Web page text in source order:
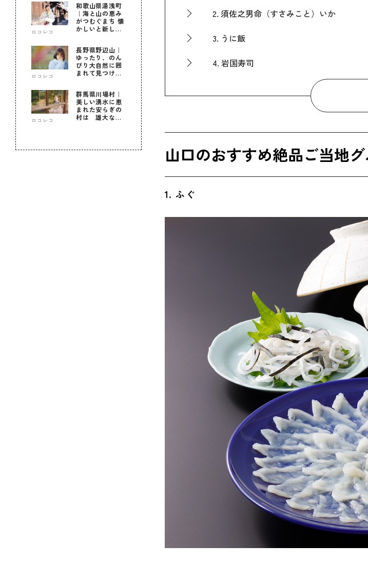
ロコレコ
和歌山県湯浅町
｜海と山の恵み
がつむぐまち 懐
かしいと新しい
ロコレコ
長野県野辺山｜
ゆったり、のん
びり大自然に囲
まれて見つけ
ロコレコ
群馬県川場村｜
美しい湧水に恵
まれた安らぎの
村は 雄大な自
2. 須佐之男命（すさみこと）いか
3. うに飯
4. 岩国寿司
7. 下松牛骨ラーメン
8. ばりそば
14. 岩国れんこん
山口の名物グルメが楽しめる人気店12選
1. 春帆楼
2. 口福の馳走屋 梅乃葉
3. 旬処 いさ路
4. 旬楽館
5. 平清（ひらせい）
6. よ志だ新館
7. 元祖瓦そば たかせ 川棚南本館
山口のおすすめ絶品ご当地
1. ふぐ